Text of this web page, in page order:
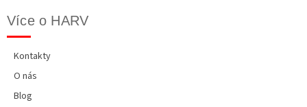
Více o HARV
Kontakty
O nás
Blog